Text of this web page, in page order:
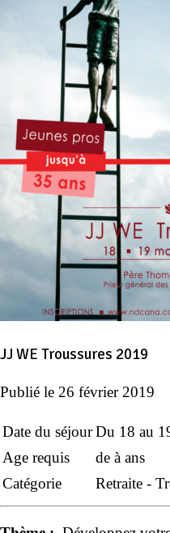
JJ WE Troussures 2019
Publié le 26 février 2019
Date du séjourDu 18 au
Age requis
de à ans
Catégorie
Retraite -